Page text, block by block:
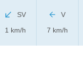
SV
1 km/h
V
7 km/h